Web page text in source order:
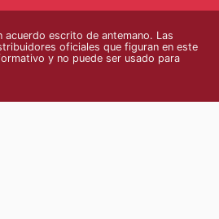
escrito de antemano. Las
oficiales que figuran en este
y no puede ser usado para